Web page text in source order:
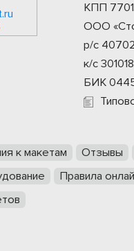
КПП
ООО
р/с
к/с
БИК
к макетам Отзывы
Правила